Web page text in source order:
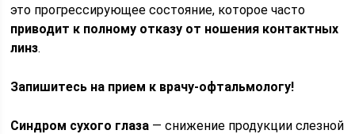
это прогрессирующее состояние, которое часто
приводит к полному отказу от ношения контактных
линз.
Запишитесь на прием к врачу-офтальмологу!
Синдром сухого глаза — снижение продукции слезной